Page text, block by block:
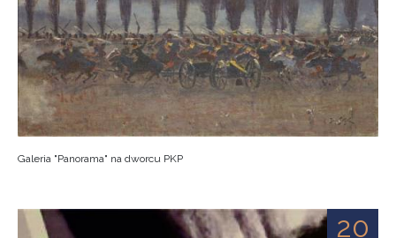
Galeria "Panorama" na dworcu PKP
20